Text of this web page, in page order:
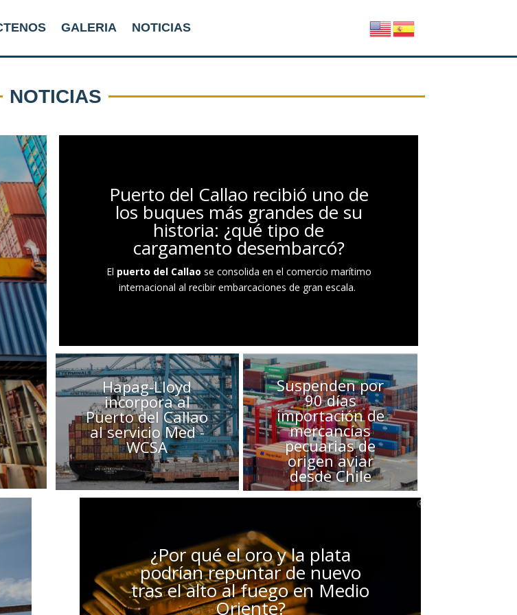
GALERIA NOTICIAS
NOTICIAS
Puerto del Callao recibió uno de
los buques más grandes de su
historia: ¿qué tipo de
cargamento desembarcó?
El puerto del Callao se consolida en el comercio marítimo
internacional al recibir embarcaciones de gran escala.
Hapag-Lloyd
incorpora al
Puerto del Callao
al servicio Med -
WCSA
Suspenden por
90 días
importación de
mercancías
pecuarias de
origen aviar
desde Chile
¿Por qué el oro y la plata
podrían repuntar de nuevo
tras el alto al fuego en Medio
Oriente?